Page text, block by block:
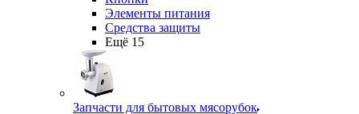
Элементы питания
Средства защиты
Ещё 15
Запчасти для бытовых мясорубок